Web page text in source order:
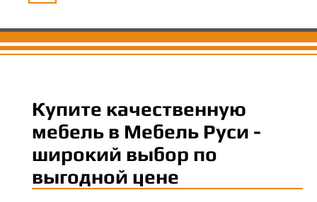
Купите качественную
мебель в Мебель Руси -
широкий выбор по
выгодной цене